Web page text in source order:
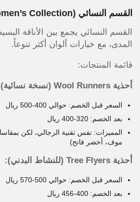
القسم النسائي (Women’s Collection)
القسم النسائي يجمع بين الأناقة
المدى، مع خيارات ألوان أكثر تنوعاً.
قائمة المنتجات:
أحذية Wool Runners (نسخة نسائية):
السعر قبل الخصم: حوالي 400-500 ريال
بعد الخصم: 320-400 ريال
المميزات: نفس تقنية الرجالي، لكن
موف، أخضر فاتح)
أحذية Tree Flyers (للنشاط البدني):
السعر قبل الخصم: حوالي 500-570 ريال
بعد الخصم: 400-456 ريال